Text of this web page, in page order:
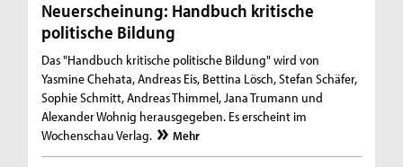
Neuerscheinung: Handbuch kritische
politische Bildung
Das "Handbuch kritische politische Bildung" wird von
Yasmine Chehata, Andreas Eis, Bettina Lösch, Stefan Schäfer,
Sophie Schmitt, Andreas Thimmel, Jana Trumann und
Alexander Wohnig herausgegeben. Es erscheint im
Wochenschau Verlag.
Mehr